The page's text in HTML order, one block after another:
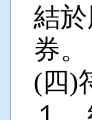
結
券。
(四)